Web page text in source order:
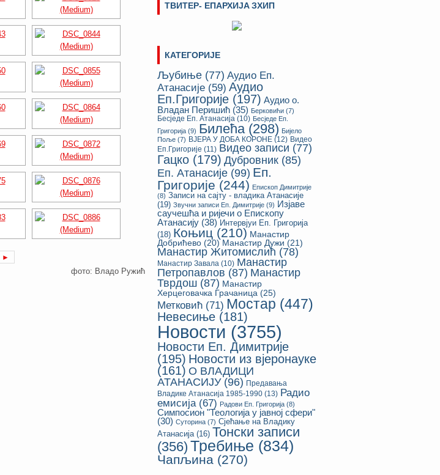
►
фото: Владо Ружић
ТВИТЕР- ЕПАРХИЈA ЗХИП
КАТЕГОРИЈЕ
Љубиње (77) Аудио Еп.
Атанасије (59) Аудио
Еп.Григорије (197) Аудио о.
Владан Перишић (35) Берковићи (7)
Бесједе Еп. Атанасија (10) Бесједе Еп.
Григорија (9) Билећа(298) Бијело
Поље (7) ВЈЕРА У ДОБА КОРОНЕ (12) Видео
Еп.Григорије (11) Видео записи (77)
Гацко (179) Дубровник (85)
Еп. Атанасије (99) Еп.
Григорије (244) Епископ Димитрије
(8) Записи на сајту - владика Атанасије
(19) Звучни записи Еп. Димитрије (9) Изјаве
саучешћа и ријечи о Епископу
Атанасију (38) Интервјуи Еп. Григорија
(18) Коњиц (210) Манастир
Добрићево (20) Манастир Дужи (21)
Манастир Житомислић (78)
Манастир Завала (10) Манастир
Петропавлов (87) Манастир
Тврдош (87) Манастир
Херцеговачка Грачаница (25)
Метковић (71) Мостар (447)
Невесиње (181)
Новости (3755)
Новости Еп. Димитрије
(195) Новости из вјеронауке
(161) О ВЛАДИЦИ
АТАНАСИЈУ(96) Предавања
Владике Атанасија 1985-1990 (13) Радио
емисија(67) Радови Еп. Григорија (8)
Симпосион "Теологија у јавној сфери"
(30) Суторина (7) Сјећање на Владику
Атанасија(16) Тонски записи
(356) Требиње (834)
Чапљина (270)